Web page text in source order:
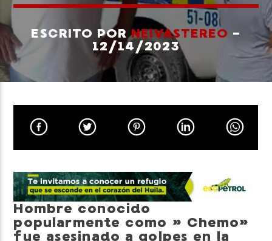
ESCRITO PORNEIVASTEREO -
12/14/2023
Hombre conocido
popularmente como » Chemo»
fue asesinado a golpes en la